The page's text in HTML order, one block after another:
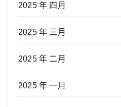
2025 年 四月
2025 年 三月
2025 年 二月
2025 年 一月